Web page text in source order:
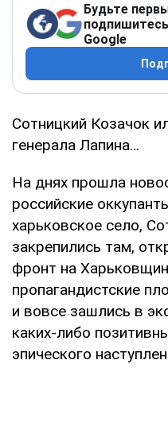
Будьте
Google
Сотницкий Козачок
генерала Лапина…
На днях прошла
российские
харьковское село,
закрепились там,
фронт на
пропагандистские
и вовсе зашлись в
каких-либо
эпического